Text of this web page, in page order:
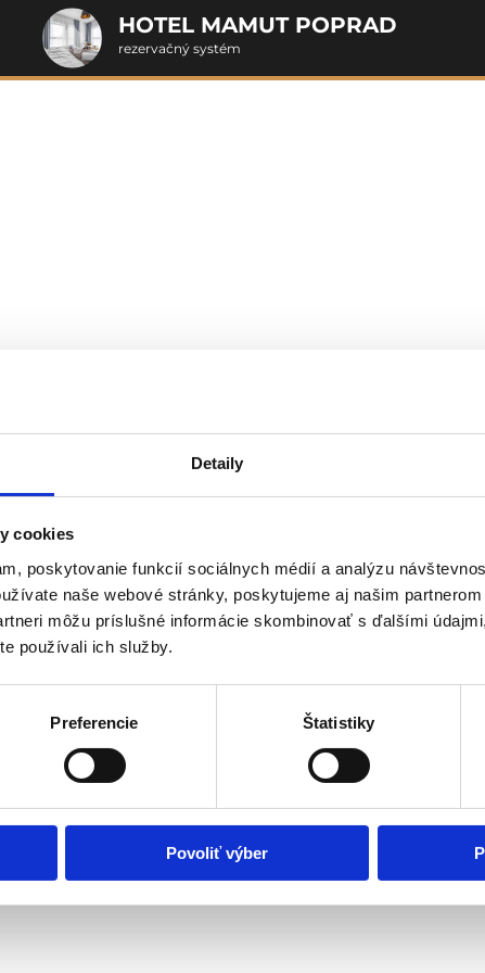
Detaily
cookies
poskytovanie funkcií sociálnych médií a analýzu
naše webové stránky, poskytujeme aj našim
môžu príslušné informácie skombinovať s ďalšími
používali ich služby.
Preferencie Štatistiky
Povoliť výber
HOTEL MAMUT POPRAD
rezervačný systém